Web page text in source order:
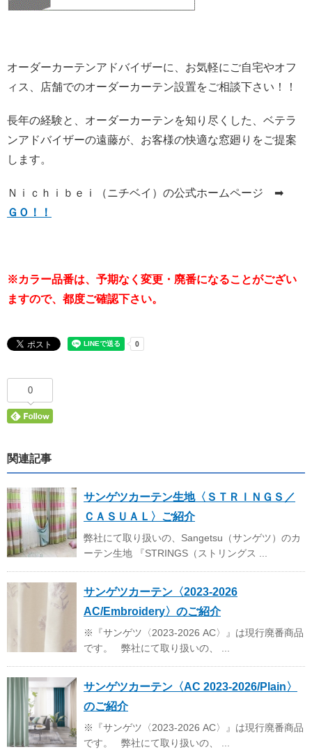
オーダーカーテンアドバイザーに、お気軽にご自宅やオフ
ィス、店舗でのオーダーカーテン設置をご相談下さい！！
長年の経験と、オーダーカーテンを知り尽くした、ベテラ
ンアドバイザーの遠藤が、お客様の快適な窓廻りをご提案
します。
Ｎｉｃｈｉｂｅｉ（ニチベイ）の公式ホームページ ➡
ＧＯ！！
※カラー品番は、予期なく変更・廃番になることがござい
ますので、都度ご確認下さい。
0
関連記事
サンゲツカーテン生地〈ＳＴＲＩＮＧＳ／
ＣＡＳＵＡＬ〉ご紹介
弊社にて取り扱いの、Sangetsu（サンゲツ）のカ
ーテン生地 『STRINGS（ストリングス ...
サンゲツカーテン〈2023-2026
AC/Embroidery〉のご紹介
※『サンゲツ〈2023-2026 AC〉』は現行廃番商品
です。 弊社にて取り扱いの、 ...
サンゲツカーテン〈AC 2023-2026/Plain〉
のご紹介
※『サンゲツ〈2023-2026 AC〉』は現行廃番商品
です。 弊社にて取り扱いの、 ...